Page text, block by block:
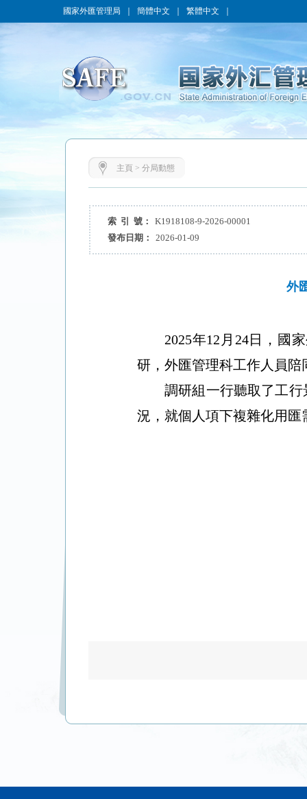
國家外匯管理局 簡體中文 繁體中文
主頁 > 分局動態
索 引 號：
K1918108-9-2026-00001
發布日期：
2026-01-09
外
2025年12月24日
，國
研，外匯管理科工作人員陪
調研組一行聽取了工
況，就個人項下複雜化用